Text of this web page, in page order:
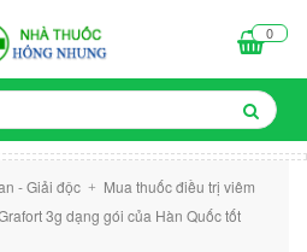
0
- Giải độc +
Mua thuốc điều trị viêm
3g dạng gói của Hàn Quốc tốt